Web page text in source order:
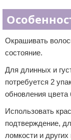
Окрашивать
состояние.
Для длинных и
потребуется 2
обновления цвета
Использовать
подтверждение,
ломкости и других